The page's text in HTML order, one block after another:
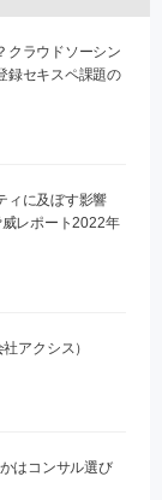
クラウドソーシン
録セキスペ課題の
ィに及ぼす影響
レポート2022年
アクシス）
はコンサル選び